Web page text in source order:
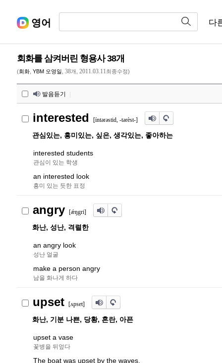
영어 다
회화를 삼켜버린 형용사 38개
(회화 YBM 오영일 38개, 2011.03.11최종수정)
발음듣기
interested [íntərəstid, -tərèst-]
관심있는, 흥미있는, 싶은, 생각있는, 좋아하는
interested students
관심이 있는 학생
an interested look
흥미 있는 듯한 표정
angry [ǽŋgri]
화난, 성난, 격렬한
an angry look
성난 얼굴
make a person angry
남을 화나게 하다
upset [ʌpset]
화난, 기분 나쁜, 당황, 혼란, 아픈
upset a vase
꽃병을 뒤엎다
The boat was upset by the waves.